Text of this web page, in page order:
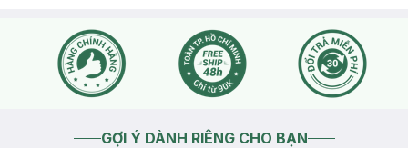
2025-02-03Thích
GỢI Ý DÀNH RIÊNG CHO BẠN